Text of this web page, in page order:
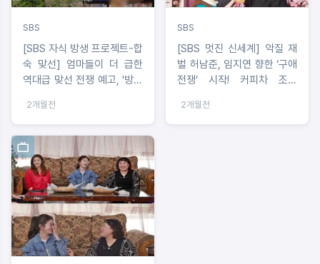
SBS
[SBS 자식 방생 프로젝트-합
숙 맞선] 엄마들이 더 급한
역대급 맞선 전쟁 예고, '방심
2개월전
SBS
[SBS 멋진 신세계] 악질 재
벌 허남준, 임지연 향한 ‘구애
전쟁’ 시작! 커피차 조공
2개월전